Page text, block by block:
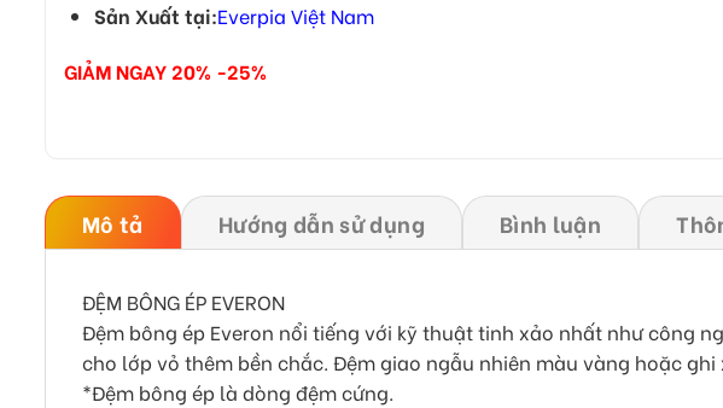
Sản Xuất tại:Everpia Việt Nam
GIẢM NGAY 20% -25%
Mô tả Hướng dẫn sử dụng Bình luận
ĐỆM BÔNG ÉP EVERON
Đệm bông ép Everon nổi tiếng với kỹ thuật tinh xảo nhất như công
cho lớp vỏ thêm bền chắc. Đệm giao ngẫu nhiên màu vàng hoặc ghi
*Đệm bông ép là dòng đệm cứng.